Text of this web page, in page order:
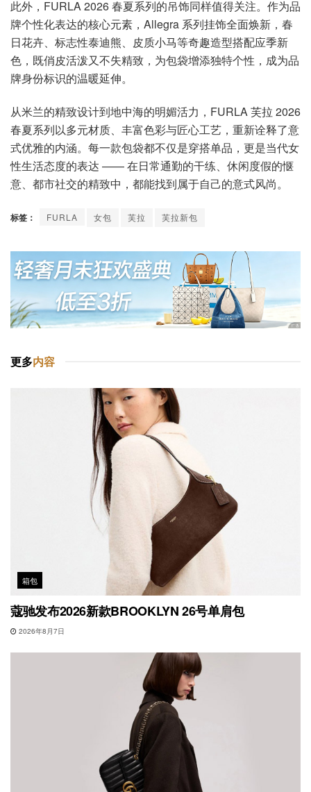
此外，FURLA 2026 春夏系列的吊饰同样值得关注。作为品
牌个性化表达的核心元素，Allegra 系列挂饰全面焕新，春
日花卉、标志性泰迪熊、皮质小马等奇趣造型搭配应季新
色，既俏皮活泼又不失精致，为包袋增添独特个性，成为品
牌身份标识的温暖延伸。
从米兰的精致设计到地中海的明媚活力，FURLA 芙拉 2026
春夏系列以多元材质、丰富色彩与匠心工艺，重新诠释了意
式优雅的内涵。每一款包袋都不仅是穿搭单品，更是当代女
性生活态度的表达 —— 在日常通勤的干练、休闲度假的惬
意、都市社交的精致中，都能找到属于自己的意式风尚。
标签： FURLA 女包 芙拉 芙拉新包
更多内容
箱包
蔻驰发布2026新款BROOKLYN 26号单肩包
2026年8月7日